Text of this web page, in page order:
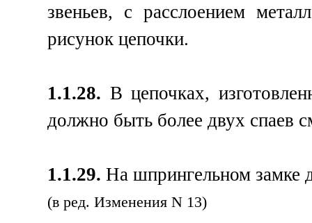
звеньев, с расслоением
рисунок цепочки.
1.1.28. В цепочках,
должно быть более двух спаев
1.1.29. На шпрингельном замке
(в ред. Изменения N 13)